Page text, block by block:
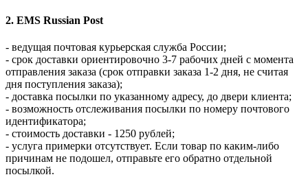
2. EMS Russian Post
- ведущая почтовая курьерская служба России;
- срок доставки ориентировочно 3-7 рабочих дней с момента
отправления заказа (срок отправки заказа 1-2 дня, не считая
дня поступления заказа);
- доставка посылки по указанному адресу, до двери клиента;
- возможность отслеживания посылки по номеру почтового
идентификатора;
- стоимость доставки - 1250 рублей;
- услуга примерки отсутствует. Если товар по каким-либо
причинам не подошел, отправьте его обратно отдельной
посылкой.